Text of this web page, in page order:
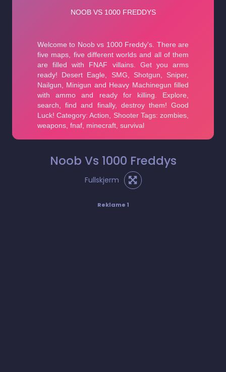
Noob Vs 1000 Freddys
Fullskjerm
Reklame 1